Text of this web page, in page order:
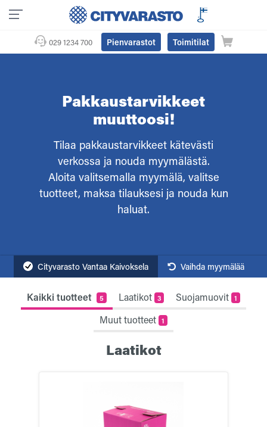
029 1234 700 Pienvarastot Toimitilat
Pakkaustarvikkeet
muuttoosi!
Tilaa pakkaustarvikkeet kätevästi
verkossa ja nouda myymälästä.
Aloita valitsemalla myymälä, valitse
tuotteet, maksa tilauksesi ja nouda kun
haluat.
Cityvarasto Vantaa Kaivoksela Vaihda myymälää
Kaikki tuotteet 5 Laatikot 3 Suojamuovit 1
Muut tuotteet 1
Laatikot